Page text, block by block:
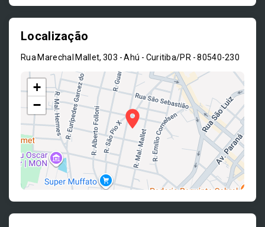
Localização
Rua Marechal Mallet, 303 - Ahú - Curitiba/PR - 80540-230
+
−